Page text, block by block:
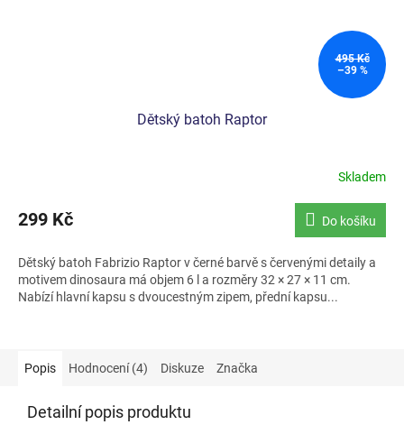
495 Kč
–39 %
Dětský batoh Raptor
produktu
je
z
5
hvězdiček.
Skladem
299 Kč Do košíku
Dětský batoh Fabrizio Raptor v černé barvě s červenými detaily a
motivem dinosaura má objem 6 l a rozměry 32 × 27 × 11 cm.
Nabízí hlavní kapsu s dvoucestným zipem, přední kapsu...
Popis Hodnocení (4) Diskuze Značka
Detailní popis produktu